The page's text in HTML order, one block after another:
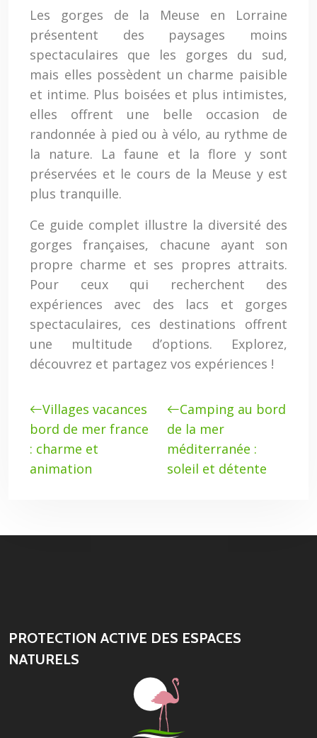
Les gorges de la Meuse en Lorraine
présentent des paysages moins
spectaculaires que les gorges du sud,
mais elles possèdent un charme paisible
et intime. Plus boisées et plus intimistes,
elles offrent une belle occasion de
randonnée à pied ou à vélo, au rythme de
la nature. La faune et la flore y sont
préservées et le cours de la Meuse y est
plus tranquille.
Ce guide complet illustre la diversité des
gorges françaises, chacune ayant son
propre charme et ses propres attraits.
Pour ceux qui recherchent des
expériences avec des lacs et gorges
spectaculaires, ces destinations offrent
une multitude d’options. Explorez,
découvrez et partagez vos expériences !
Villages vacances
bord de mer france
: charme et
animation
Camping au bord
de la mer
méditerranée :
soleil et détente
PROTECTION ACTIVE DES ESPACES
NATURELS